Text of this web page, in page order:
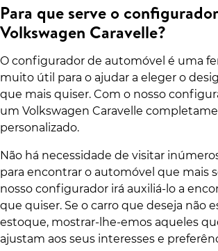
Para que serve o
Volkswagen Caravelle?
O configurador de automóvel é uma
muito útil para o ajudar a eleger o
que mais quiser. Com o nosso
um Volkswagen Caravelle
personalizado.
Não há necessidade de visitar
para encontrar o automóvel que mais
nosso configurador irá auxiliá-lo a
que quiser. Se o carro que deseja não
estoque, mostrar-lhe-emos aqueles
ajustam aos seus interesses e